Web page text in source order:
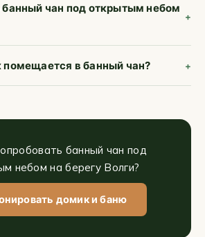
банный чан под открытым небом
помещается в банный чан?
банный чан под
небом на берегу Волги?
домик и баню